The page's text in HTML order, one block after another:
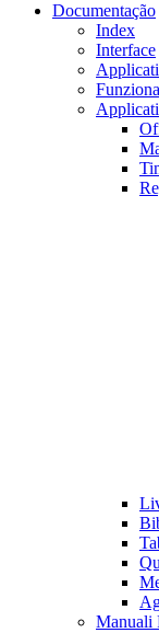
Documentação
Index
Interface
Manuali